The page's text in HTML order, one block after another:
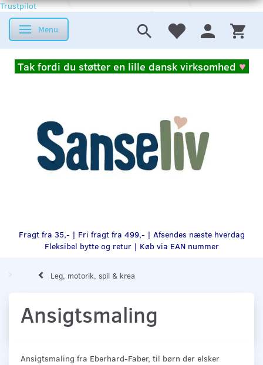
Trustpilot
Skifte navigation
Menu
Tak fordi du støtter en lille dansk virksomhed ♥
Fragt fra 35,- | Fri fragt fra 499,- | Afsendes næste hverdag
Fleksibel bytte og retur | Køb via EAN nummer
Leg, motorik, spil & krea
Ansigtsmaling
Ansigtsmaling fra Eberhard-Faber, til børn der elsker